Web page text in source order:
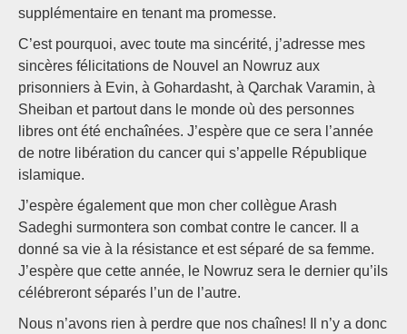
supplémentaire en tenant ma promesse.
C’est pourquoi, avec toute ma sincérité, j’adresse mes
sincères félicitations de Nouvel an Nowruz aux
prisonniers à Evin, à Gohardasht, à Qarchak Varamin, à
Sheiban et partout dans le monde où des personnes
libres ont été enchaînées. J’espère que ce sera l’année
de notre libération du cancer qui s’appelle République
islamique.
J’espère également que mon cher collègue Arash
Sadeghi surmontera son combat contre le cancer. Il a
donné sa vie à la résistance et est séparé de sa femme.
J’espère que cette année, le Nowruz sera le dernier qu’ils
célébreront séparés l’un de l’autre.
Nous n’avons rien à perdre que nos chaînes! Il n’y a donc